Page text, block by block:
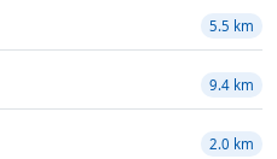
5.5 km
9.4 km
2.0 km